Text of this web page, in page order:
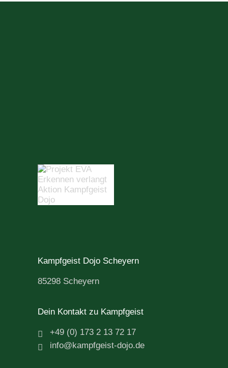
Kampfgeist Dojo Scheyern
85298 Scheyern
Dein Kontakt zu Kampfgeist
+49 (0) 173 2 13 72 17
info@kampfgeist-dojo.de